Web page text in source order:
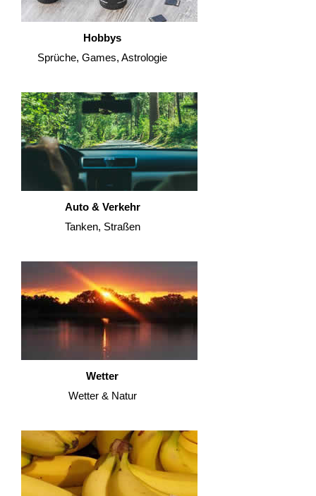
Hobbys
Sprüche, Games, Astrologie
Auto & Verkehr
Tanken, Straßen
Wetter
Wetter & Natur